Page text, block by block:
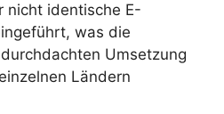
nicht identische E-
was die
Umsetzung
Ländern